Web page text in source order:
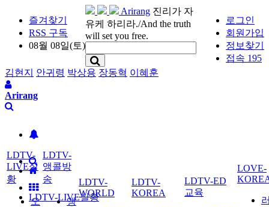
즐겨찾기
RSS 구독
08월 08일(토)
로그인
회원가입
정보찾기
접속 195
Arirang 진리가 자
유케 하리라./And the truth
will set you free.
김현지 안귀령 박상용 장동혁 이혜훈
Arirang
LDTV-LIVE실황
LDTV-
LIVE실
황
오
LDTV-
앵콜방
송
앵
LDTV-
WORLD
LDTV-
KOREA
LDTV-ED
교육
LOVE-